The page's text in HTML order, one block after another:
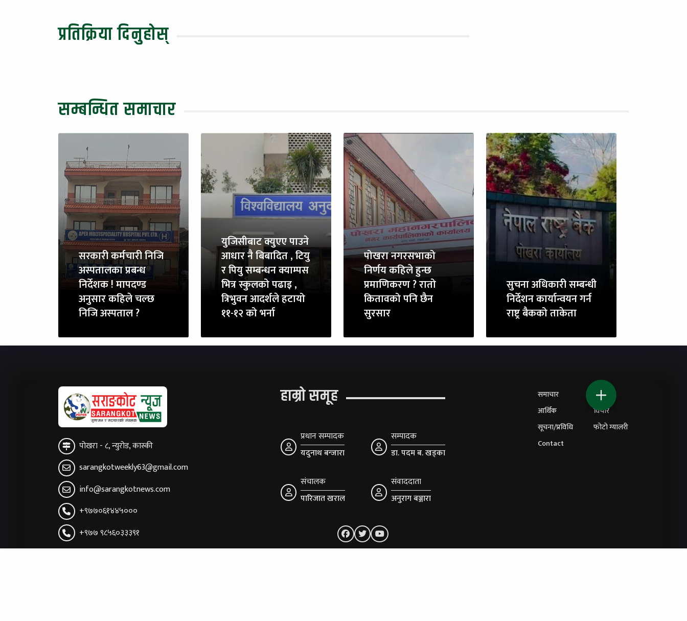
प्रतिक्रिया दिनुहोस्
सम्बन्धित समाचार
सरकारी कर्मचारी निजि
अस्पतालका प्रबन्ध
निर्देशक ! मापदण्ड
अनुसार कहिले चल्छ
निजि अस्पताल ?
युजिसीबाट क्युएए पाउने
आधार नै बिबादित , टियु
र पियु सम्बन्धन क्याम्पस
भित्र स्कुलको पढाइ ,
त्रिभुवन आदर्शले हटायो
११-१२ को भर्ना
पोखरा नगरसभाको
निर्णय कहिले हुन्छ
प्रमाणिकरण ? रातो
कितावको पनि छैन
सुरसार
सुचना अधिकारी सम्बन्धी
निर्देशन कार्यान्वयन गर्न
राष्ट्र बैकको ताकेता
पोखरा - ८, न्युरोड, कास्की
sarangkotweekly63@gmail.com
info@sarangkotnews.com
+९७७०६१४४५०००
+९७७ ९८५६०३३३९१
हाम्रो समूह
प्रधान सम्पादक
यदुनाथ बन्जारा
सम्पादक
डा. पदम ब. खड्का
संचालक
पारिजात खराल
संवाददाता
अनुराग बञ्जारा
समाचार
शिक्षा
आर्थिक
विचार
सूचना/प्रविधि
फोटो ग्यालरी
Contact